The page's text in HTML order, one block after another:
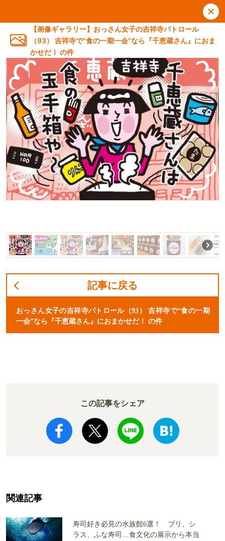
【画像ギャラリー】おっさん女子の吉祥寺パトロール
（93） 吉祥寺で“食の一期一会”なら『千恵蔵さん』におま
かせだ！ の件
記事に戻る
おっさん女子の吉祥寺パトロール（93） 吉祥寺で“食の一期
一会”なら『千恵蔵さん』におまかせだ！ の件
この記事をシェア
関連記事
寿司好き必見の水族館6選！ ブリ、シ
ラス、ふな寿司…食文化の展示から本当